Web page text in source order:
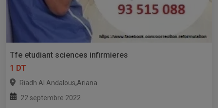
Tfe etudiant sciences infirmieres
1 DT
Riadh Al Andalous,Ariana
22 septembre 2022